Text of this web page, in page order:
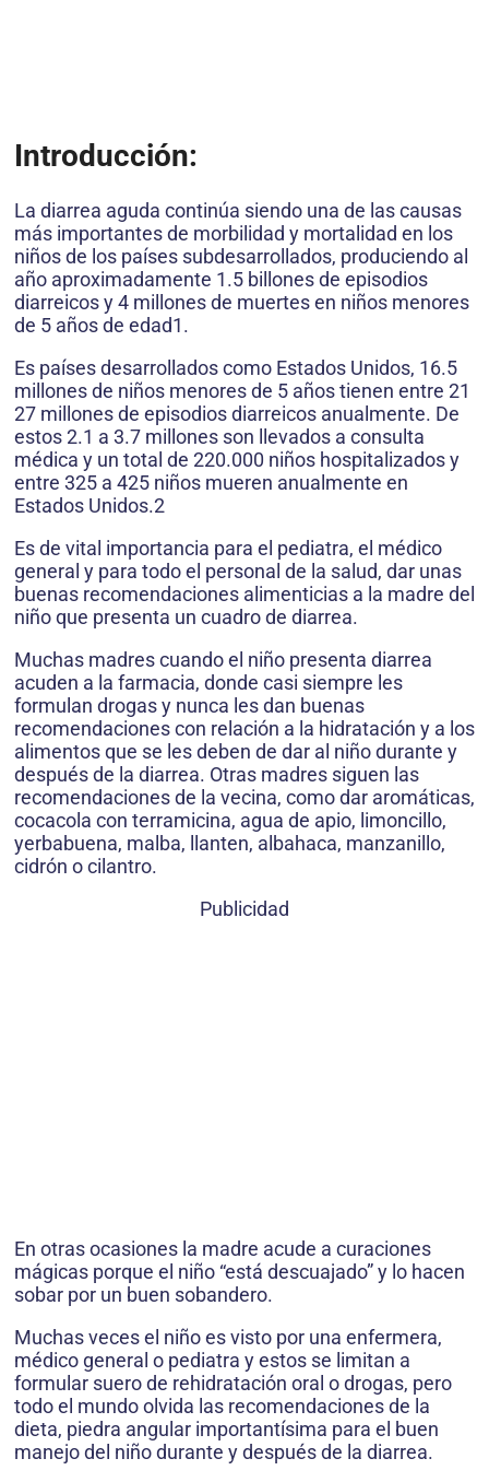
Introducción:
La diarrea aguda continúa siendo una de las causas
más importantes de morbilidad y mortalidad en los
niños de los países subdesarrollados, produciendo al
año aproximadamente 1.5 billones de episodios
diarreicos y 4 millones de muertes en niños menores
de 5 años de edad1.
Es países desarrollados como Estados Unidos, 16.5
millones de niños menores de 5 años tienen entre 21
27 millones de episodios diarreicos anualmente. De
estos 2.1 a 3.7 millones son llevados a consulta
médica y un total de 220.000 niños hospitalizados y
entre 325 a 425 niños mueren anualmente en
Estados Unidos.2
Es de vital importancia para el pediatra, el médico
general y para todo el personal de la salud, dar unas
buenas recomendaciones alimenticias a la madre del
niño que presenta un cuadro de diarrea.
Muchas madres cuando el niño presenta diarrea
acuden a la farmacia, donde casi siempre les
formulan drogas y nunca les dan buenas
recomendaciones con relación a la hidratación y a los
alimentos que se les deben de dar al niño durante y
después de la diarrea. Otras madres siguen las
recomendaciones de la vecina, como dar aromáticas,
cocacola con terramicina, agua de apio, limoncillo,
yerbabuena, malba, llanten, albahaca, manzanillo,
cidrón o cilantro.
Publicidad
En otras ocasiones la madre acude a curaciones
mágicas porque el niño “está descuajado” y lo hacen
sobar por un buen sobandero.
Muchas veces el niño es visto por una enfermera,
médico general o pediatra y estos se limitan a
formular suero de rehidratación oral o drogas, pero
todo el mundo olvida las recomendaciones de la
dieta, piedra angular importantísima para el buen
manejo del niño durante y después de la diarrea.